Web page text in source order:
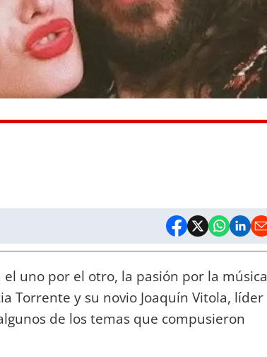
uno por el otro, la pasión por la música
Torrente y su novio Joaquín Vitola, líder
de los temas que compusieron